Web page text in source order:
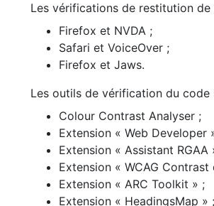
Les vérifications de restitution
Firefox et NVDA ;
Safari et VoiceOver ;
Firefox et Jaws.
Les outils de vérification du
Colour Contrast Analyser ;
Extension « Web Developer
Extension « Assistant RGAA
Extension « WCAG Contrast
Extension « ARC Toolkit » ;
Extension « HeadingsMap » ;